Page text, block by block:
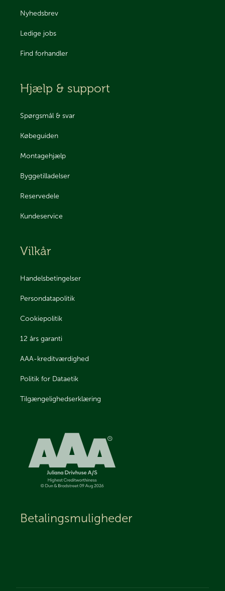
Nyhedsbrev
Ledige jobs
Find forhandler
Hjælp & support
Spørgsmål & svar
Købeguiden
Montagehjælp
Byggetilladelser
Reservedele
Kundeservice
Vilkår
Handelsbetingelser
Persondatapolitik
Cookiepolitik
12 års garanti
AAA-kreditværdighed
Politik for Dataetik
Tilgængelighedserklæring
Betalingsmuligheder